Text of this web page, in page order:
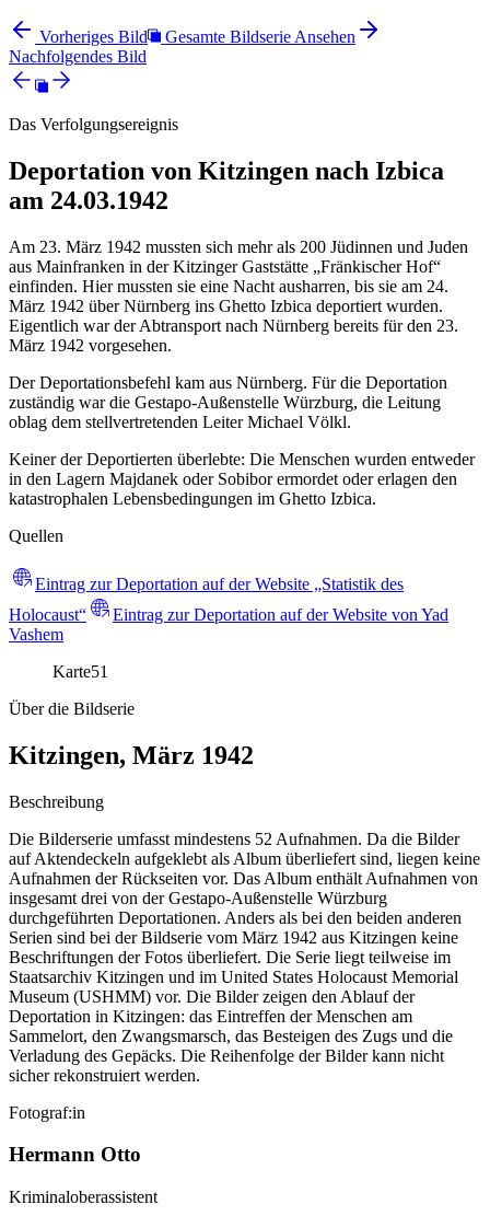
Vorheriges Bild
Gesamte Bildserie Ansehen
Nachfolgendes Bild
Das Verfolgungsereignis
Deportation von Kitzingen nach Izbica
am 24.03.1942
Am 23. März 1942 mussten sich mehr als 200 Jüdinnen und Juden
aus Mainfranken in der Kitzinger Gaststätte „Fränkischer Hof“
einfinden. Hier mussten sie eine Nacht ausharren, bis sie am 24.
März 1942 über Nürnberg ins Ghetto Izbica deportiert wurden.
Eigentlich war der Abtransport nach Nürnberg bereits für den 23.
März 1942 vorgesehen.
Der Deportationsbefehl kam aus Nürnberg. Für die Deportation
zuständig war die Gestapo-Außenstelle Würzburg, die Leitung
oblag dem stellvertretenden Leiter Michael Völkl.
Keiner der Deportierten überlebte: Die Menschen wurden entweder
in den Lagern Majdanek oder Sobibor ermordet oder erlagen den
katastrophalen Lebensbedingungen im Ghetto Izbica.
Quellen
Eintrag zur Deportation auf der Website „Statistik des
Holocaust“
Eintrag zur Deportation auf der Website von Yad
Vashem
Karte51
Über die Bildserie
Kitzingen, März 1942
Beschreibung
Die Bilderserie umfasst mindestens 52 Aufnahmen. Da die Bilder
auf Aktendeckeln aufgeklebt als Album überliefert sind, liegen keine
Aufnahmen der Rückseiten vor. Das Album enthält Aufnahmen von
insgesamt drei von der Gestapo-Außenstelle Würzburg
durchgeführten Deportationen. Anders als bei den beiden anderen
Serien sind bei der Bildserie vom März 1942 aus Kitzingen keine
Beschriftungen der Fotos überliefert. Die Serie liegt teilweise im
Staatsarchiv Kitzingen und im United States Holocaust Memorial
Museum (USHMM) vor. Die Bilder zeigen den Ablauf der
Deportation in Kitzingen: das Eintreffen der Menschen am
Sammelort, den Zwangsmarsch, das Besteigen des Zugs und die
Verladung des Gepäcks. Die Reihenfolge der Bilder kann nicht
sicher rekonstruiert werden.
Fotograf:in
Hermann Otto
Kriminaloberassistent